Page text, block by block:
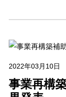
2022年03月10日
事業再構